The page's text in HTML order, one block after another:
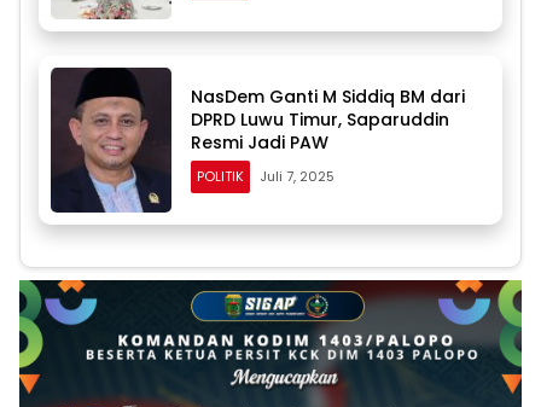
NasDem Ganti M Siddiq BM dari
DPRD Luwu Timur, Saparuddin
Resmi Jadi PAW
POLITIK Juli 7, 2025